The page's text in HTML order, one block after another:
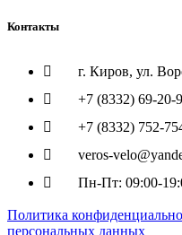
Контакты
г. Киров, ул.
+7 (8332) 69-20-
+7 (8332) 752-
veros-
Пн-Пт: 09:00-
Политика
персональных данных